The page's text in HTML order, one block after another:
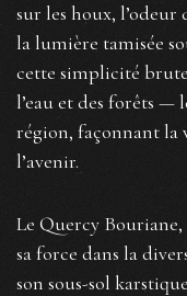
sur les houx, l’odeur
la lumière tamisée
cette simplicité
l’eau et des forêts —
région, façonnant la
l’avenir.
Le Quercy
sa force dans la
son sous-sol